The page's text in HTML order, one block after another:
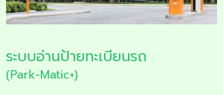
ระบบอ่านป้ายทะเบียนรถ
(Park-Matic+)